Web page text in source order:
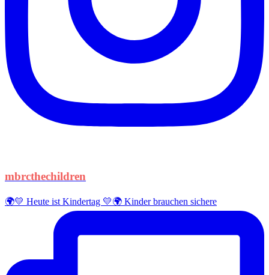
mbrcthechildren
🌍💛 Heute ist Kindertag 💛🌍 Kinder brauchen sichere